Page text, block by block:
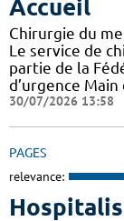
Accueil
Chirurgie du
Le service de
partie de la
d’urgence
30/07/2026 13:58
PAGES
relevance: